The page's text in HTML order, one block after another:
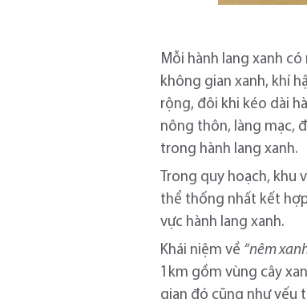
Mỗi hành lang xanh
không gian xanh, khí
rộng, đôi khi kéo dài
nông thôn, làng mạc,
trong hành lang xanh.
Trong quy hoạch,
thể thống nhất kết
vực hành lang xanh.
Khái niệm về “nêm
1km gồm vùng cây
gian đó cũng như yếu